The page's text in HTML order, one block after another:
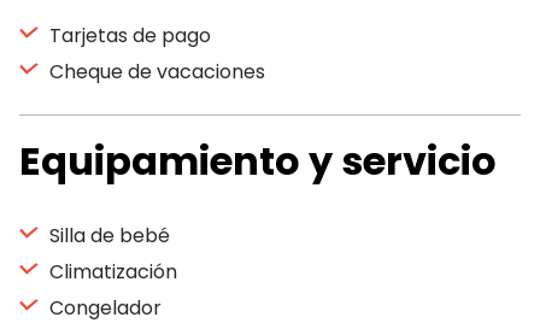
Tarjetas de pago
Cheque de vacaciones
Equipamiento y servicio
Silla de bebé
Climatización
Congelador